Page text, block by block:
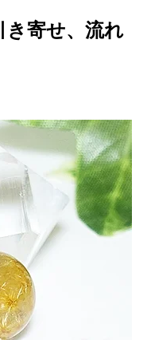
き寄せ、流れ